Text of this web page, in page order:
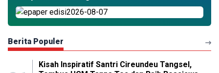
Berita Populer
Kisah Inspiratif Santri Cireundeu Tangsel,